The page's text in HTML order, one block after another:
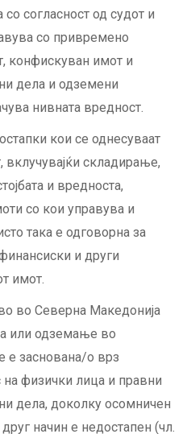
согласност од судот и
со привремено
конфискуван имот и
дела и одземени
нивната вредност.
кои се однесуваат
складирање,
и вредноста,
со кои управува и
така е одговорна за
и други
имот.
во Северна Македонија
или одземање во
е заснована/о врз
физички лица и правни
дела, доколку осомничен
начин е недостапен (чл.